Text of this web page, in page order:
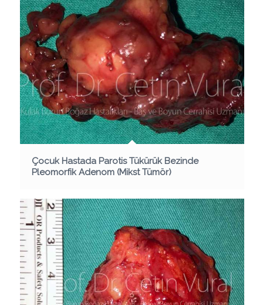
Çocuk Hastada Parotis Tükürük Bezinde
Pleomorfik Adenom (Mikst Tümör)